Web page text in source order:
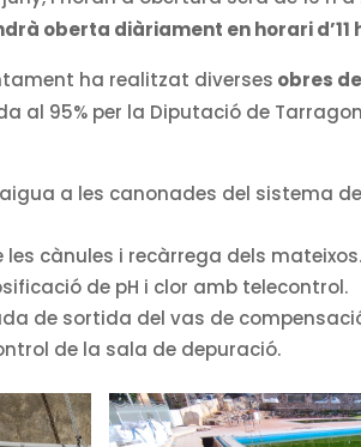
oberta diàriament en horari d’11
ha realitzat diverses obres
al 95% per la Diputació de
a les canonades del sistema
cànules i recàrrega dels mateixos.
de pH i clor amb telecontrol.
de sortida del vas de
de la sala de depuració.